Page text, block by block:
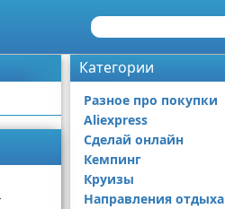
Категории
Разное про покупки
Aliexpress
Сделай онлайн
Кемпинг
Круизы
Направления отдыха